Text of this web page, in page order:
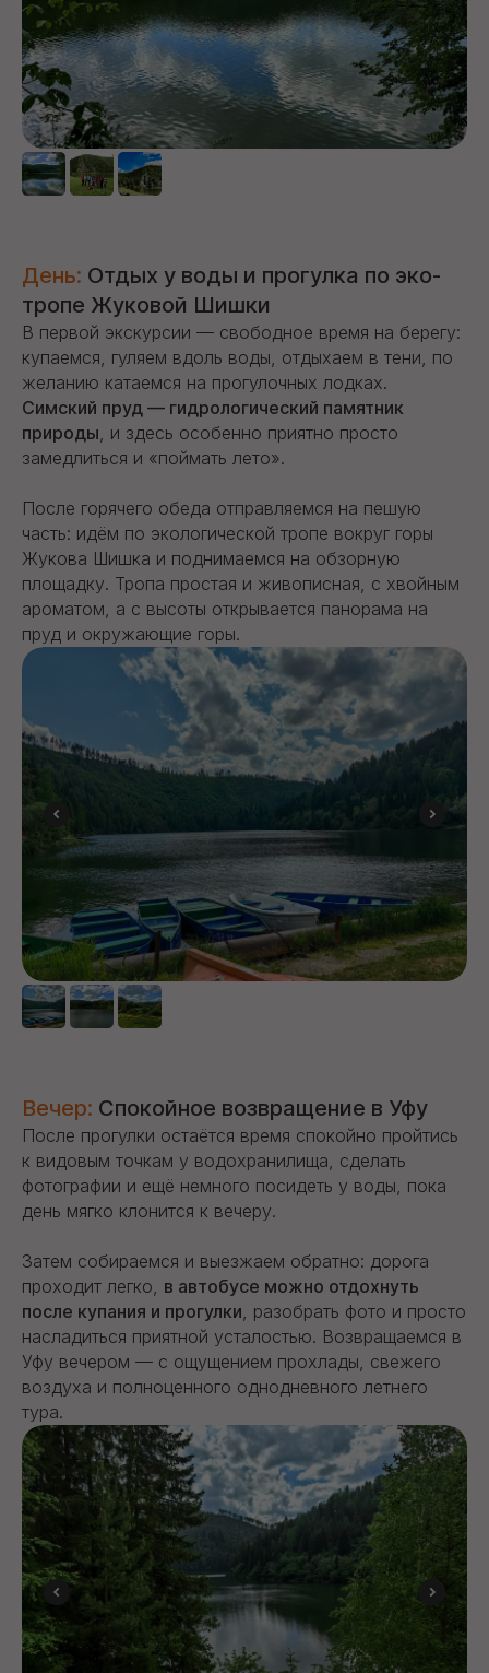
День: Отдых у воды и прогулка по эко-
тропе Жуковой Шишки
В первой экскурсии — свободное время на берегу:
купаемся, гуляем вдоль воды, отдыхаем в тени, по
желанию катаемся на прогулочных лодках.
Симский пруд — гидрологический памятник
природы , и здесь особенно приятно просто
замедлиться и «поймать лето».
После горячего обеда отправляемся на пешую
часть: идём по экологической тропе вокруг горы
Жукова Шишка и поднимаемся на обзорную
площадку. Тропа простая и живописная, с хвойным
ароматом, а с высоты открывается панорама на
пруд и окружающие горы.
Вечер: Спокойное возвращение в Уфу
После прогулки остаётся время спокойно пройтись
к видовым точкам у водохранилища, сделать
фотографии и ещё немного посидеть у воды, пока
день мягко клонится к вечеру.
Затем собираемся и выезжаем обратно: дорога
проходит легко, в автобусе можно отдохнуть
после купания и прогулки , разобрать фото и просто
насладиться приятной усталостью. Возвращаемся в
Уфу вечером — с ощущением прохлады, свежего
воздуха и полноценного однодневного летнего
тура.